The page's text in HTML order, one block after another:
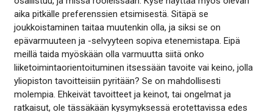
aika pitkälle preferenssien etsimisestä. Sitäpä se
joukkoistaminen taitaa muutenkin olla, ja siksi se on
epävarmuuteen ja -selvyyteen sopiva etenemistapa. Eipä
meillä taida myöskään olla varmuutta siitä onko
liiketoimintaorientoituminen itsessään tavoite vai keino, jolla
yliopiston tavoitteisiin pyritään? Se on mahdollisesti
molempia. Ehkeivät tavoitteet ja keinot, tai ongelmat ja
ratkaisut, ole tässäkään kysymyksessä erotettavissa edes